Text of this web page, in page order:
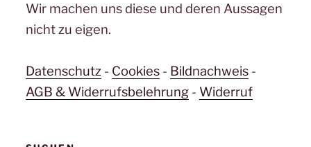
Wir machen uns diese und deren Aussagen
nicht zu eigen.
Datenschutz- Cookies- Bildnachweis-
AGB & Widerrufsbelehrung- Widerruf